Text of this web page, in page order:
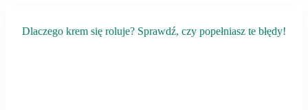
Dlaczego krem się roluje? Sprawdź, czy popełniasz te błędy!